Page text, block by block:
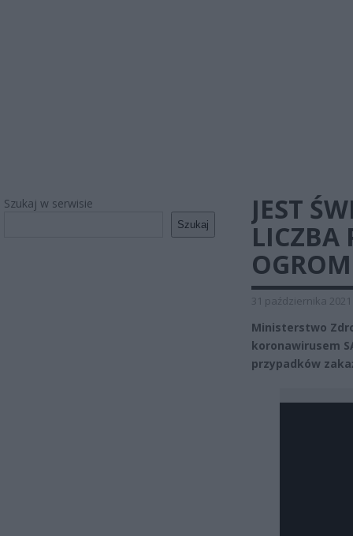
Szukaj w serwisie
Szukaj
JEST
LICZBA
31 października 2021
Ministerstwo
koronawirusem
przypadków